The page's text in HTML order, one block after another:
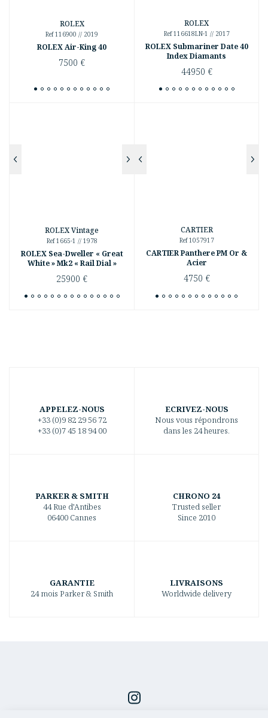
ROLEX
Ref 116900 // 2019
ROLEX Air-King 40
7500 €
ROLEX
Ref 116618LN-1 // 2017
ROLEX Submariner Date 40
Index Diamants
44950 €
ROLEX Vintage
Ref 1665-1 // 1978
ROLEX Sea-Dweller « Great
White » Mk2 « Rail Dial »
25900 €
CARTIER
Ref 1057917
CARTIER Panthere PM Or &
Acier
4750 €
APPELEZ-NOUS
+33 (0)9 82 29 56 72
+33 (0)7 45 18 94 00
ECRIVEZ-NOUS
Nous vous répondrons
dans les 24 heures.
PARKER & SMITH
44 Rue d’Antibes
06400 Cannes
CHRONO 24
Trusted seller
Since 2010
GARANTIE
24 mois Parker & Smith
LIVRAISONS
Worldwide delivery